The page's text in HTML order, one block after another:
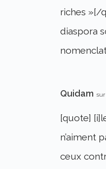
riches »[/
diaspora
Quidam sur
[quote]
n’aiment
ceux